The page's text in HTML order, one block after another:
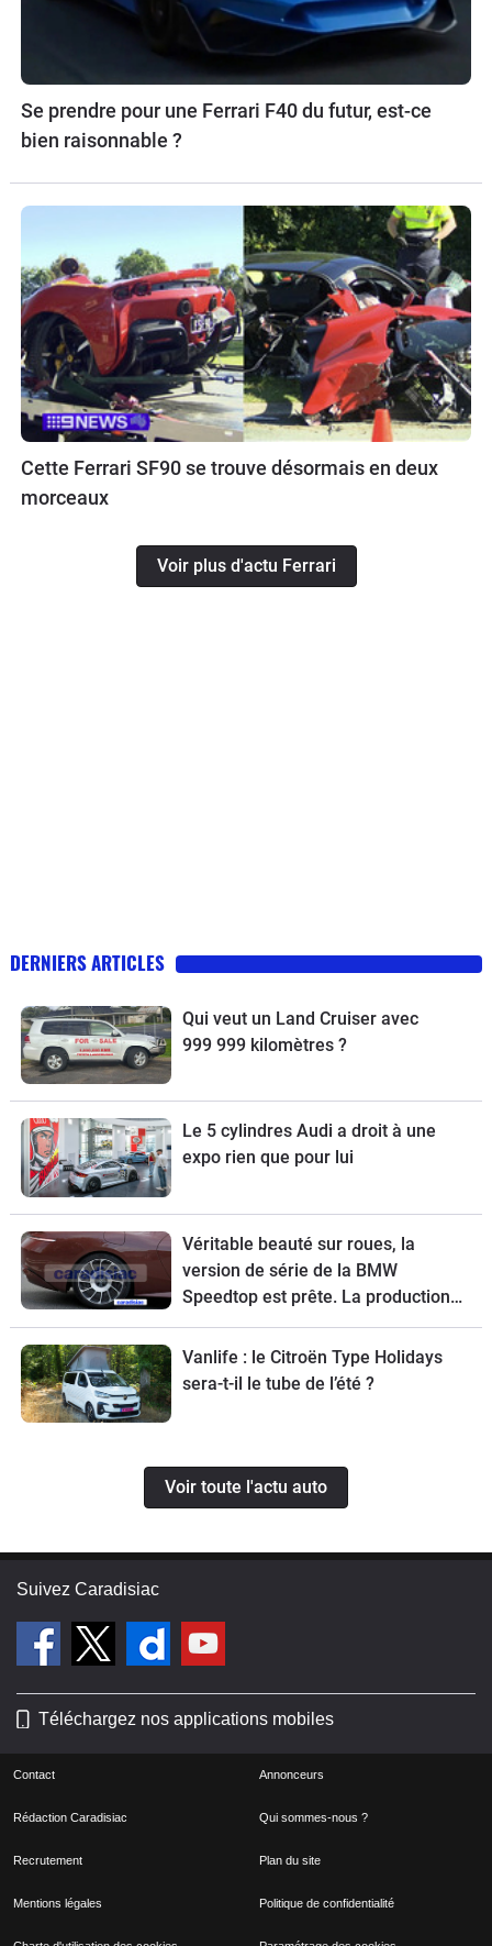
Se prendre pour une Ferrari F40 du futur, est-ce
bien raisonnable ?
Cette Ferrari SF90 se trouve désormais en deux
morceaux
Voir plus d'actu Ferrari
DERNIERS ARTICLES
Qui veut un Land Cruiser avec
999 999 kilomètres ?
Le 5 cylindres Audi a droit à une
expo rien que pour lui
Véritable beauté sur roues, la
version de série de la BMW
Speedtop est prête. La production
de ce break de chasse sera limitée à
70 exemplaires.
Vanlife : le Citroën Type Holidays
sera-t-il le tube de l’été ?
Voir toute l'actu auto
Suivez Caradisiac
Téléchargez nos applications mobiles
Contact Annonceurs
Rédaction Caradisiac Qui sommes-nous ?
Recrutement Plan du site
Mentions légales Politique de confidentialité